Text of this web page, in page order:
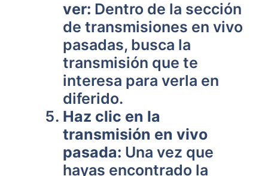
ver: Dentro de la sección
de transmisiones en vivo
pasadas, busca la
transmisión que te
interesa para verla en
diferido.
Haz clic en la
transmisión en vivo
pasada: Una vez que
hayas encontrado la